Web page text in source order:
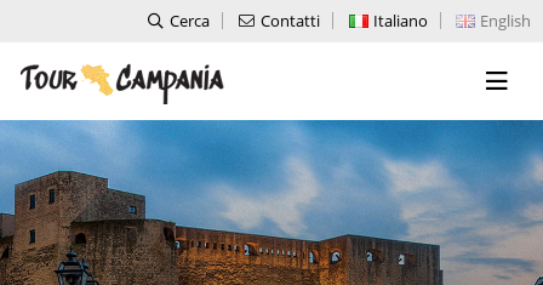
Cerca Contatti Italiano English